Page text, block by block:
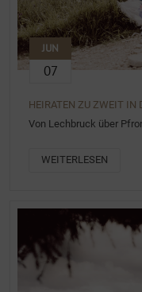
JUN
07
HEIRATEN ZU ZWEIT IN
Von Lechbruck über
WEITERLESEN